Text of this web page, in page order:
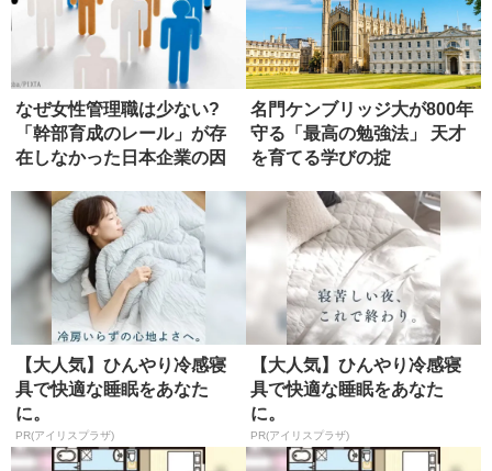
なぜ女性管理職は少ない?
「幹部育成のレール」が存
在しなかった日本企業の因
名門ケンブリッジ大が800年
守る「最高の勉強法」 天才
を育てる学びの掟
【大人気】ひんやり冷感寝
具で快適な睡眠をあなた
に。
PR(アイリスプラザ)
【大人気】ひんやり冷感寝
具で快適な睡眠をあなた
に。
PR(アイリスプラザ)